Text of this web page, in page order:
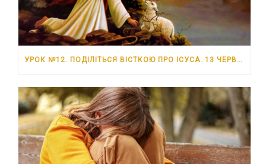
УРОК №12. ПОДІЛІТЬСЯ ВІСТКОЮ ПРО ІСУСА. 13 ЧЕРВНЯ – 19 ЧЕРВНЯ 2026 РОКУ